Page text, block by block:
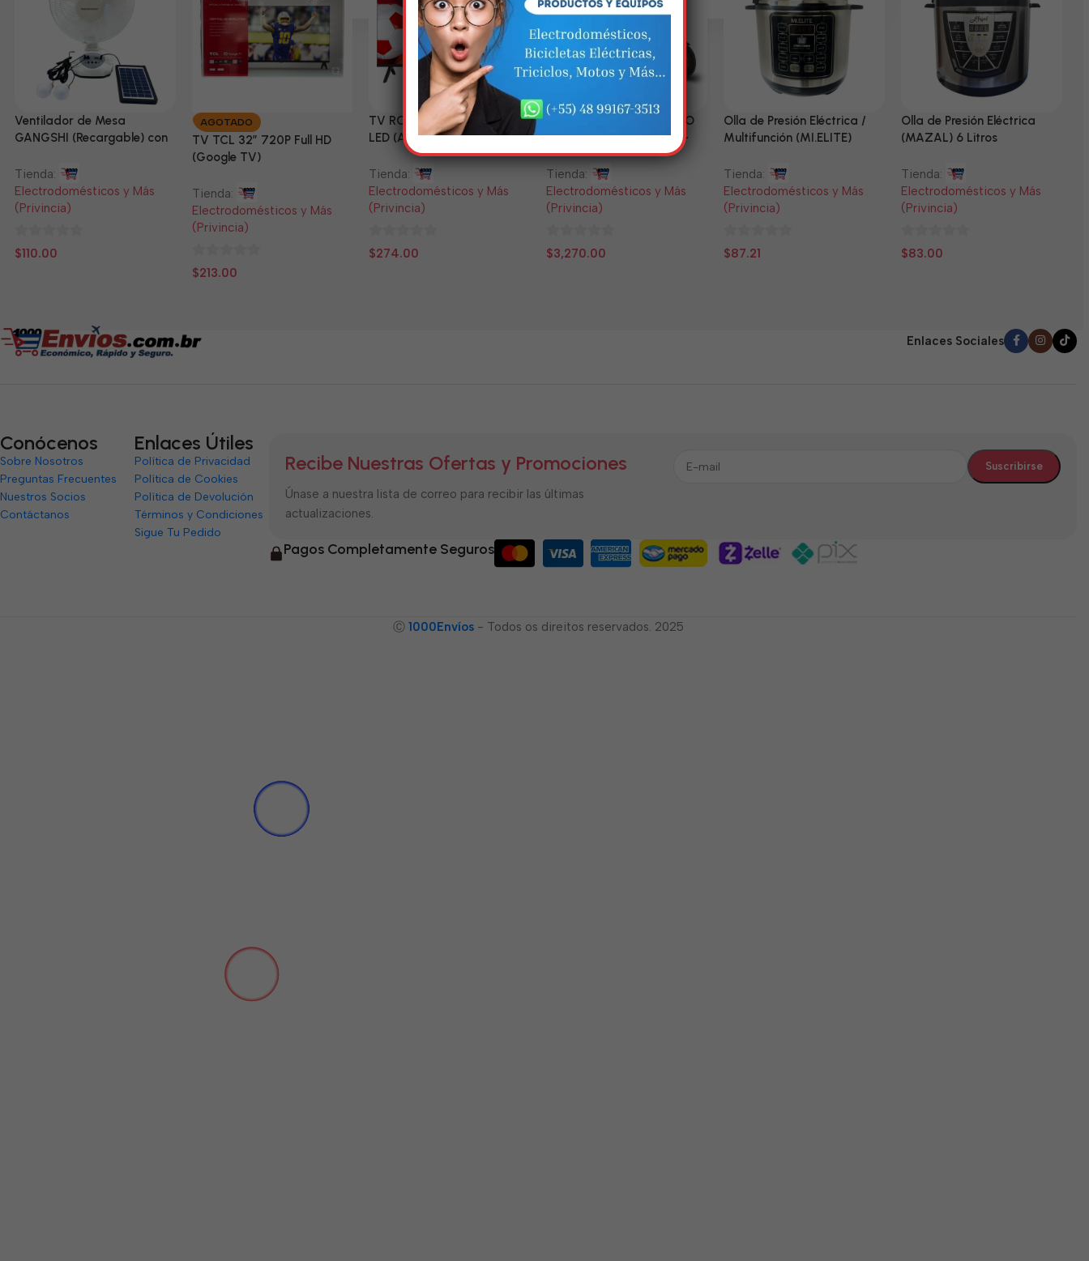
Ventilador de Mesa
GANGSHI (Recargable) con
Tienda:
Electrodomésticos y Más
(Privincia)
0
$110.00
AGOTADO
TV TCL 32” 720P Full HD
(Google TV)
Tienda:
Electrodomésticos y Más
(Privincia)
0
$213.00
TV RCA 43” 1080P Full HD
LED (Android Smart TV)
Tienda:
Electrodomésticos y Más
(Privincia)
0
$274.00
Triciclo Eléctrico (MODELO
ZJ150-R) 60V/45~52AH-
1200W
Tienda:
Electrodomésticos y Más
(Privincia)
0
$3,270.00
Olla de Presión Eléctrica /
Multifunción (MI.ELITE)
Tienda:
Electrodomésticos y Más
(Privincia)
0
$87.21
Olla de Presión Eléctrica
(MAZAL) 6 Litros
Tienda:
Electrodomésticos y Más
(Privincia)
0
$83.00
Enlaces Sociales
Conócenos
Sobre Nosotros
Preguntas Frecuentes
Nuestros Socios
Contáctanos
Enlaces Útiles
Política de Privacidad
Política de Cookies
Política de Devolución
Términos y Condiciones
Sigue Tu Pedido
Recibe Nuestras Ofertas y Promociones
Únase a nuestra lista de correo para recibir las últimas
actualizaciones.
Pagos Completamente Seguros
Ⓒ 1000Envíos - Todos os direitos reservados. 2025